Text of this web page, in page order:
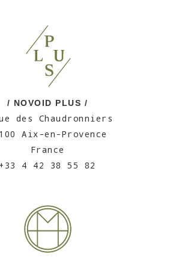
/ NOVOID PLUS /
des Chaudronniers
Aix-en-Provence
France
+33 4 42 38 55 82